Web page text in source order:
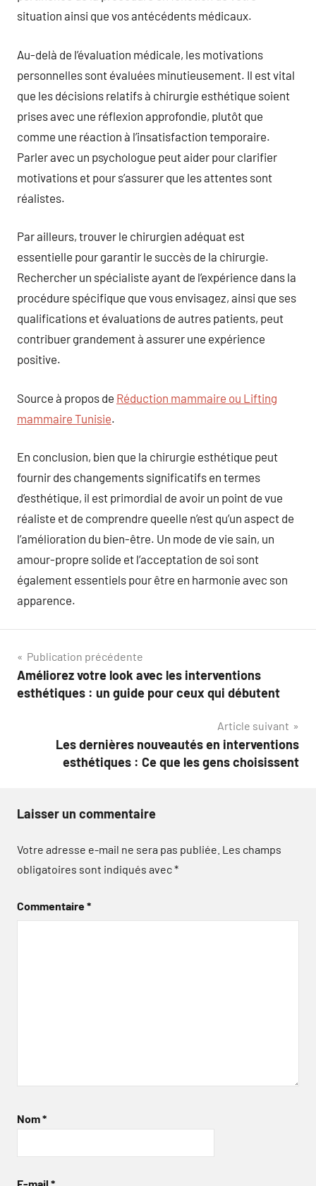
situation ainsi que vos antécédents médicaux.
Au-delà de l’évaluation médicale, les motivations
personnelles sont évaluées minutieusement. Il est vital
que les décisions relatifs à chirurgie esthétique soient
prises avec une réflexion approfondie, plutôt que
comme une réaction à l’insatisfaction temporaire.
Parler avec un psychologue peut aider pour clarifier
motivations et pour s’assurer que les attentes sont
réalistes.
Par ailleurs, trouver le chirurgien adéquat est
essentielle pour garantir le succès de la chirurgie.
Rechercher un spécialiste ayant de l’expérience dans la
procédure spécifique que vous envisagez, ainsi que ses
qualifications et évaluations de autres patients, peut
contribuer grandement à assurer une expérience
positive.
Source à propos de Réduction mammaire ou Lifting
mammaire Tunisie.
En conclusion, bien que la chirurgie esthétique peut
fournir des changements significatifs en termes
d’esthétique, il est primordial de avoir un point de vue
réaliste et de comprendre queelle n’est qu’un aspect de
l’amélioration du bien-être. Un mode de vie sain, un
amour-propre solide et l’acceptation de soi sont
également essentiels pour être en harmonie avec son
apparence.
Navigation
de
Publication précédente
Améliorez votre look avec les interventions
esthétiques : un guide pour ceux qui débutent
Article suivant
Les dernières nouveautés en interventions
esthétiques : Ce que les gens choisissent
Laisser un commentaire
Votre adresse e-mail ne sera pas publiée. Les champs
obligatoires sont indiqués avec*
Commentaire*
Nom*